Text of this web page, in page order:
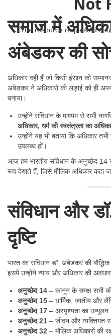
समाज में
अंबेडकर की
अधिकार वही हैं जो किसी इंसान को
अंबेडकर ने अधिकारों की लड़ाई को ही
बनाया।
उन्होंने संविधान के माध्यम से सभी
अधिकार, धर्म की स्वतंत्रता का
उन्होंने यह भी बताया कि अधिकार
उपलब्ध हों।
आज हम भारतीय संविधान के अनुच्छेद 14 से
रूप देखते हैं, जिसे मौलिक अधिकार कहा
संविधान और
दृष्टि
भारत का संविधान डॉ. अंबेडकर की
इसमें उन्होंने न्याय और अधिकार की
अनुच्छेद 14 – कानून के समक्ष सभी
अनुच्छेद 15 – धार्मिक, जातीय और
अनुच्छेद 17 – अस्पृश्यता का
अनुच्छेद 21 – जीवन और व्यक्तिगत
अनुच्छेद 32 – मौलिक अधिकारों की
The resource requested